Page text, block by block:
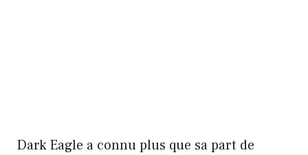
Dark Eagle a connu plus que sa part de